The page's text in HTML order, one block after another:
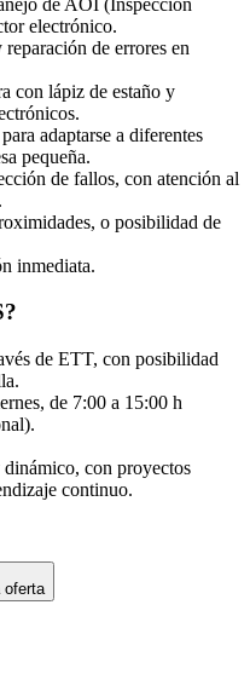
electrónico.
de errores en
con lápiz de estaño y
adaptarse a diferentes
pequeña.
de fallos, con atención al
o posibilidad de
inmediata.
de ETT, con posibilidad
de 7:00 a 15:00 h
con proyectos
continuo.
oferta